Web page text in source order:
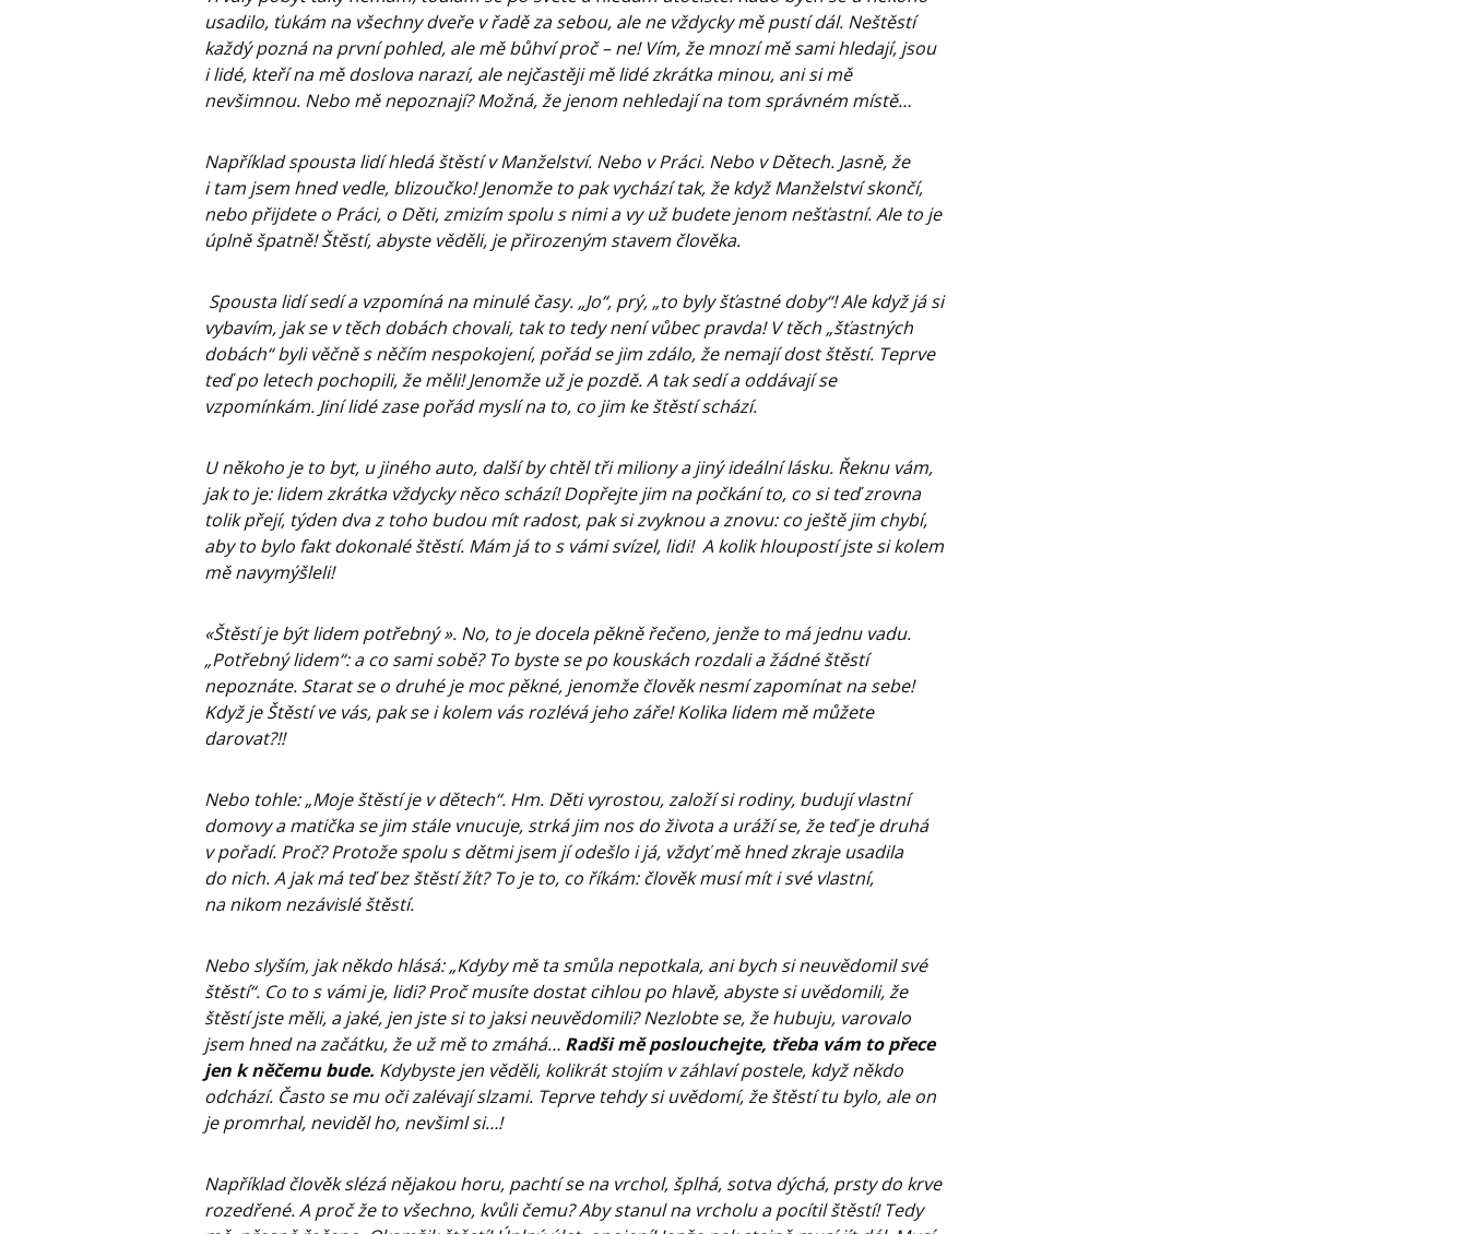
usadilo, ťukám na všechny dveře v řadě za sebou, ale ne vždycky mě pustí dál. Neštěstí
každý pozná na první pohled, ale mě bůhví proč – ne! Vím, že mnozí mě sami hledají, jsou
i lidé, kteří na mě doslova narazí, ale nejčastěji mě lidé zkrátka minou, ani si mě
nevšimnou. Nebo mě nepoznají? Možná, že jenom nehledají na tom správném místě…
Například spousta lidí hledá štěstí v Manželství. Nebo v Práci. Nebo v Dětech. Jasně, že
i tam jsem hned vedle, blizoučko! Jenomže to pak vychází tak, že když Manželství skončí,
nebo přijdete o Práci, o Děti, zmizím spolu s nimi a vy už budete jenom nešťastní. Ale to je
úplně špatně! Štěstí, abyste věděli, je přirozeným stavem člověka.
Spousta lidí sedí a vzpomíná na minulé časy. „Jo“, prý, „to byly šťastné doby“! Ale když já si
vybavím, jak se v těch dobách chovali, tak to tedy není vůbec pravda! V těch „šťastných
dobách“ byli věčně s něčím nespokojení, pořád se jim zdálo, že nemají dost štěstí. Teprve
teď po letech pochopili, že měli! Jenomže už je pozdě. A tak sedí a oddávají se
vzpomínkám. Jiní lidé zase pořád myslí na to, co jim ke štěstí schází.
U někoho je to byt, u jiného auto, další by chtěl tři miliony a jiný ideální lásku. Řeknu vám,
jak to je: lidem zkrátka vždycky něco schází! Dopřejte jim na počkání to, co si teď zrovna
tolik přejí, týden dva z toho budou mít radost, pak si zvyknou a znovu: co ještě jim chybí,
aby to bylo fakt dokonalé štěstí. Mám já to s vámi svízel, lidi! A kolik hloupostí jste si kolem
mě navymýšleli!
«Štěstí je být lidem potřebný ». No, to je docela pěkně řečeno, jenže to má jednu vadu.
„Potřebný lidem“: a co sami sobě? To byste se po kouskách rozdali a žádné štěstí
nepoznáte. Starat se o druhé je moc pěkné, jenomže člověk nesmí zapomínat na sebe!
Když je Štěstí ve vás, pak se i kolem vás rozlévá jeho záře! Kolika lidem mě můžete
darovat?!!
Nebo tohle: „Moje štěstí je v dětech“. Hm. Děti vyrostou, založí si rodiny, budují vlastní
domovy a matička se jim stále vnucuje, strká jim nos do života a uráží se, že teď je druhá
v pořadí. Proč? Protože spolu s dětmi jsem jí odešlo i já, vždyť mě hned zkraje usadila
do nich. A jak má teď bez štěstí žít? To je to, co říkám: člověk musí mít i své vlastní,
na nikom nezávislé štěstí.
Nebo slyším, jak někdo hlásá: „Kdyby mě ta smůla nepotkala, ani bych si neuvědomil své
štěstí“. Co to s vámi je, lidi? Proč musíte dostat cihlou po hlavě, abyste si uvědomili, že
štěstí jste měli, a jaké, jen jste si to jaksi neuvědomili? Nezlobte se, že hubuju, varovalo
jsem hned na začátku, že už mě to zmáhá… Radši mě poslouchejte, třeba vám to přece
jen k něčemu bude. Kdybyste jen věděli, kolikrát stojím v záhlaví postele, když někdo
odchází. Často se mu oči zalévají slzami. Teprve tehdy si uvědomí, že štěstí tu bylo, ale on
je promrhal, neviděl ho, nevšiml si…!
Například člověk slézá nějakou horu, pachtí se na vrchol, šplhá, sotva dýchá, prsty do krve
rozedřené. A proč že to všechno, kvůli čemu? Aby stanul na vrcholu a pocítil štěstí! Tedy